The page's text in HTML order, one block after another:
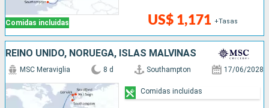
Comidas incluidas US$ 1,171 +Tasas
REINO UNIDO, NORUEGA, ISLAS MALVINAS
MSC Meraviglia 8 d Southampton 17/06/2028
Comidas incluidas